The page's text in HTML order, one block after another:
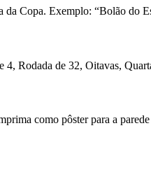
Copa. Exemplo: “Bolão do
Rodada de 32, Oitavas,
como pôster para a